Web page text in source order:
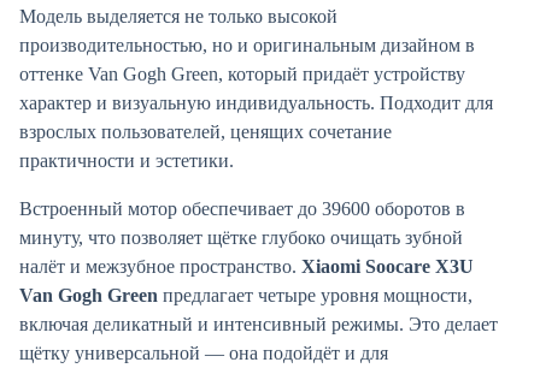
Модель выделяется не только высокой
производительностью, но и оригинальным дизайном в
оттенке Van Gogh Green, который придаёт устройству
характер и визуальную индивидуальность. Подходит для
взрослых пользователей, ценящих сочетание
практичности и эстетики.
Встроенный мотор обеспечивает до 39600 оборотов в
минуту, что позволяет щётке глубоко очищать зубной
налёт и межзубное пространство. Xiaomi Soocare X3U
Van Gogh Green предлагает четыре уровня мощности,
включая деликатный и интенсивный режимы. Это делает
щётку универсальной — она подойдёт и для